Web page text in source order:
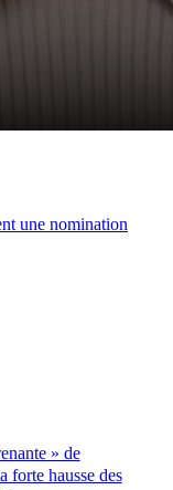
une nomination
» de
forte hausse des